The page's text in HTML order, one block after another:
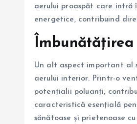
aerului proaspăt care intră
energetice, contribuind
Un alt aspect important al
aerului interior. Printr-o
potențialii poluanți,
caracteristică esențială
sănătoase și prietenoase cu